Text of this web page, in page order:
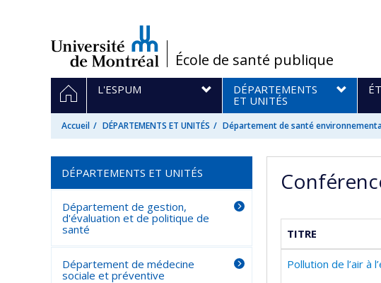
/École de santé publique
Navigation
principale
ACCUEIL
L'ESPUM
DÉPARTEMENTS
ET UNITÉS
Accueil DÉPARTEMENTS ET UNITÉS Département de santé
TITRE
Pollution de l’air à
DÉPARTEMENTS ET UNITÉS
Département de gestion,
d'évaluation et de politique de
santé
Département de médecine
sociale et préventive